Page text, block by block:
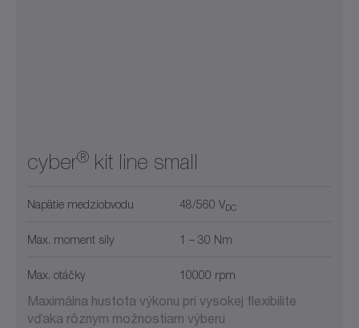
cyber® kit line small
Napätie medziobvodu 48/560 VDC
Max. moment sily 1 – 30 Nm
Max. otáčky 10000 rpm
Maximálna hustota výkonu pri vysokej flexibilite
vďaka rôznym možnostiam výberu